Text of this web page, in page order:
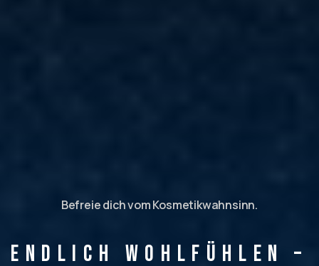
Befreie dich vom Kosmetikwahnsinn.
Endlich Wohlfühlen –